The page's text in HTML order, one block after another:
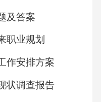
及答案
职业规划
作安排方案
状调查报告